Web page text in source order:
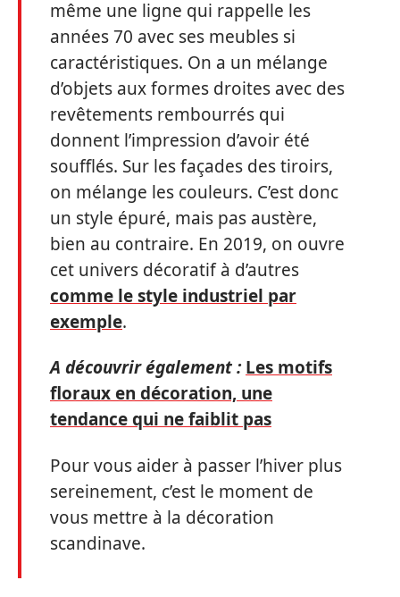
même une ligne qui rappelle les
années 70 avec ses meubles si
caractéristiques. On a un mélange
d’objets aux formes droites avec des
revêtements rembourrés qui
donnent l’impression d’avoir été
soufflés. Sur les façades des tiroirs,
on mélange les couleurs. C’est donc
un style épuré, mais pas austère,
bien au contraire. En 2019, on ouvre
cet univers décoratif à d’autres
comme le style industriel par
exemple.
A découvrir également : Les motifs
floraux en décoration, une
tendance qui ne faiblit pas
Pour vous aider à passer l’hiver plus
sereinement, c’est le moment de
vous mettre à la décoration
scandinave.